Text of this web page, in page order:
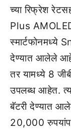
च्या रिफ्रेश
Plus
स्मार्टफोनमध्ये
देण्यात आलेले आहे.
तर यामध्ये 8
उपलब्ध आहेत.
बॅटरी देण्यात
20,000